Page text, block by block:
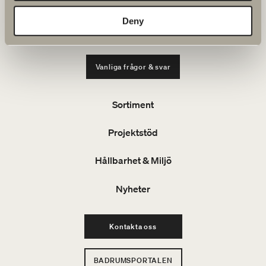
Deny
Verkstadsvägen 1, 514 60 Dalstorp
Vanliga frågor & svar
Sortiment
Projektstöd
Hållbarhet & Miljö
Nyheter
Kontakta oss
BADRUMSPORTALEN